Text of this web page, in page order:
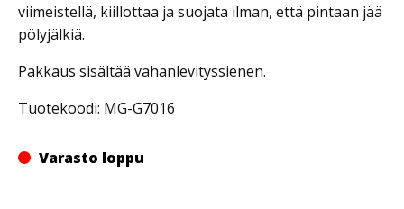
viimeistellä, kiillottaa ja suojata ilman, että pintaan jää
pölyjälkiä.
Pakkaus sisältää vahanlevityssienen.
Tuotekoodi: MG-G7016
Varasto loppu